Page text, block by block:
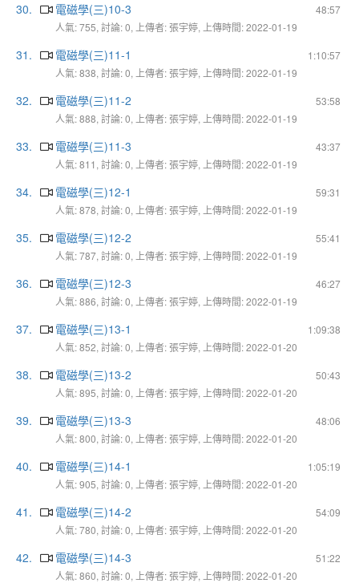
30. 48:57
電磁學(三)10-3
人氣: 755, 討論: 0, 上傳者: 張宇婷, 上傳時間: 2022-01-19
31. 1:10:57
電磁學(三)11-1
人氣: 838, 討論: 0, 上傳者: 張宇婷, 上傳時間: 2022-01-19
32. 53:58
電磁學(三)11-2
人氣: 888, 討論: 0, 上傳者: 張宇婷, 上傳時間: 2022-01-19
33. 43:37
電磁學(三)11-3
人氣: 811, 討論: 0, 上傳者: 張宇婷, 上傳時間: 2022-01-19
34. 59:31
電磁學(三)12-1
人氣: 878, 討論: 0, 上傳者: 張宇婷, 上傳時間: 2022-01-19
35. 55:41
電磁學(三)12-2
人氣: 787, 討論: 0, 上傳者: 張宇婷, 上傳時間: 2022-01-19
36. 46:27
電磁學(三)12-3
人氣: 886, 討論: 0, 上傳者: 張宇婷, 上傳時間: 2022-01-19
37. 1:09:38
電磁學(三)13-1
人氣: 852, 討論: 0, 上傳者: 張宇婷, 上傳時間: 2022-01-20
38. 50:43
電磁學(三)13-2
人氣: 895, 討論: 0, 上傳者: 張宇婷, 上傳時間: 2022-01-20
39. 48:06
電磁學(三)13-3
人氣: 800, 討論: 0, 上傳者: 張宇婷, 上傳時間: 2022-01-20
40. 1:05:19
電磁學(三)14-1
人氣: 905, 討論: 0, 上傳者: 張宇婷, 上傳時間: 2022-01-20
41. 54:09
電磁學(三)14-2
人氣: 780, 討論: 0, 上傳者: 張宇婷, 上傳時間: 2022-01-20
42. 51:22
電磁學(三)14-3
人氣: 860, 討論: 0, 上傳者: 張宇婷, 上傳時間: 2022-01-20